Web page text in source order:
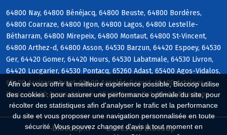
Afin de vous offrir la meilleure expérience possible, Biocoop utilise
des cookies : pour assurer une performance optimale du site, pour
récolter des statistiques afin d'analyser le trafic et la performance
du site et vous proposer une navigation personnalisée en toute
sécurité. Vous pouvez changer d'avis à tout moment en
64800 Nay, 64800 Bénéjacq, 64800 Beuste, 64800 Bordères,
64800 Coarraze, 64800 Igon, 64800 Lagos, 64800 Lestelle-
Bétharram, 64800 Mirepeix, 64800 Montaut, 64800 St-Vincent,
64800 Arthez-d, 64800 Asson, 64530 Barzun, 64420 Espoey, 64530
Ger, 64420 Gomer, 64420 Hours, 64530 Labatmale, 64530 Livron,
64420 Lucgarier, 64530 Pontacq, 65260 Adast, 65400 Agos-Vidalos,
65400 Arcizans-Avant, 65400 Argelès-Gazost, 65400 Artalens-
Souin, 65400 Ayros-Arbouix, 65400 Ayzac-Ost, 65400 Beaucens
Biocoop.fr Le réseau Biocoop